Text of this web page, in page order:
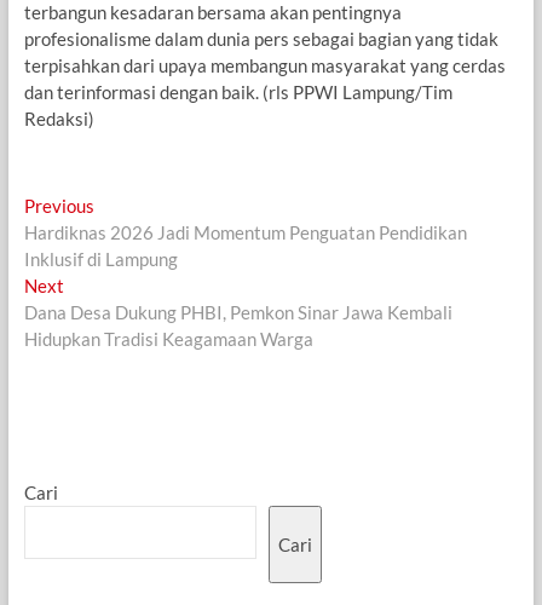
terbangun kesadaran bersama akan pentingnya
profesionalisme dalam dunia pers sebagai bagian yang tidak
terpisahkan dari upaya membangun masyarakat yang cerdas
dan terinformasi dengan baik. (rls PPWI Lampung/Tim
Redaksi)
Navigasi
pos
PreviousPrevious
post:
Hardiknas 2026 Jadi Momentum Penguatan Pendidikan
Inklusif di Lampung
NextNext
post:
Dana Desa Dukung PHBI, Pemkon Sinar Jawa Kembali
Hidupkan Tradisi Keagamaan Warga
Cari
Cari